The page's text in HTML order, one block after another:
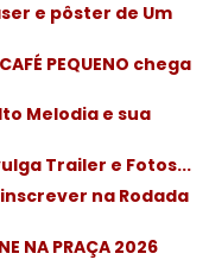
e pôster de Um
PEQUENO chega
Melodia e sua
Trailer e Fotos...
na Rodada
NA PRAÇA 2026